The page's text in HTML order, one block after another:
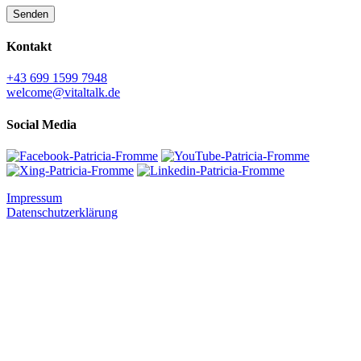
Senden
Kontakt
+43 699 1599 7948
welcome@vitaltalk.de
Social Media
Impressum
Datenschutzerklärung